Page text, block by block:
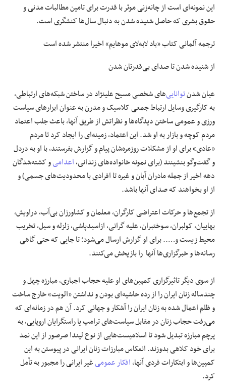
این نمونه‌ای است از چانه‌زنی موثر با قدرت برای تامین مطالبات مدنی و
حقوق بشری که حاصل شنیده شدن به دنبال سال‌ها کنشگری است.
ترجمه‌ آلمانی کتاب «باد لابه‌لای موهایم» اخیرا منتشر شده است
از شنیده شدن تا صدای بی‌قدرتان شدن
عیان شدنتوانایی‌های شخصی مسیح علینژاد در ساختن شبکه‌های ارتباطی،
به کارگیری وسایل ارتباط جمعی کلاسیک و مدرن به عنوان ابزارهای سیاست‌
ورزی و عمومی ساختن دیدگاه‌ها و نظراتش از طریق آنها، باعث جلب اعتماد
مردم کوچه و بازار به او شد. این اعتماد، زمینه‌ای را ایجاد کرد تا مردم
«عادی» برای او از مشکلات روزمره‌شان پیام و گزارش بفرستند، با او به دردل
و گفت‌وگو بنشینند (برای نمونه خانواده‌های زندانی،اعدامیو کشته‌شدگان
دهه اخیر از جمله مادران آبان و غیره تا افرادی با محدودیت‌های جسمی) و
از او بخواهند که صدای آنها باشد.
از تجمع‌ها و حرکات اعتراضی کارگران، معلمان و کشاورزان بی‌آب، دراویش،
بهاییان، کولبران، سوختبران، علیه گرانی، ازاسیدپاشی، زلزله و سیل، تخریب
محیط زیست و….. برای او گزارش ارسال می‌شود؛ تا جایی که حتی گاهی
رسانه‌ها و خبرگزاری‌ها آنها را بازپخش می‌کنند.
از سوی دیگر تاثیرگزاری کمپین‌های او علیه حجاب اجباری، مبارزه چهل و
چندساله زنان ایران را از رده حاشیه‌ای بودن و نداشتن «الویت» خارج ساخت
و ظلم اعمال شده به زنان ایران را آشکار و جهانی کرد. آن هم در زمانه‌ای که
می‌رفت حجاب زنان در مقابل سیاست‌های ترامپ یا راستگرایان اروپایی، به
پرچم مبارزه تبدیل شود تا اسلامیست‌هایی از نوع لیندا صرصور از این نمد
برای خود کلاهی بدوزند. انعکاس مبارزات زنان ایرانی در پیوستن به این
کمپین‌ها و ابتکارات فردی آنها،افکار عمومیغیر ایرانی را مجبور به تأمل
کرد.